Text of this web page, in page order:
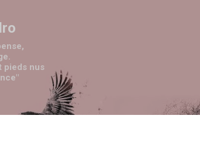
pieds nus